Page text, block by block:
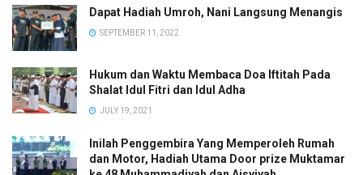
Dapat Hadiah Umroh, Nani Langsung Menangis
SEPTEMBER 11, 2022
Hukum dan Waktu Membaca Doa Iftitah Pada
Shalat Idul Fitri dan Idul Adha
JULY 19, 2021
Inilah Penggembira Yang Memperoleh Rumah
dan Motor, Hadiah Utama Door prize Muktamar